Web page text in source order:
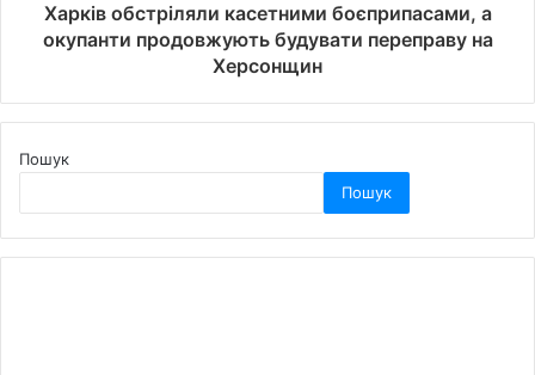
Харків обстріляли касетними боєприпасами, а
окупанти продовжують будувати переправу на
Херсонщин
Пошук
Пошук